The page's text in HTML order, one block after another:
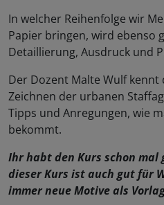
In welcher Reihenfolge wir
Papier bringen, wird ebenso
Detaillierung, Ausdruck und
Der Dozent Malte Wulf kennt
Zeichnen der urbanen
Tipps und Anregungen, wie
bekommt.
Ihr habt den Kurs schon mal
dieser Kurs ist auch gut für
immer neue Motive als